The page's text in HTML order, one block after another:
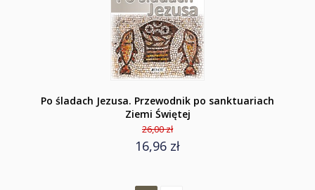
Po śladach Jezusa. Przewodnik po sanktuariach
Ziemi Świętej
26,00 zł
16,96 zł